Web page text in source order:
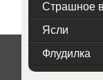
Страшное
Ясли
Флудилка